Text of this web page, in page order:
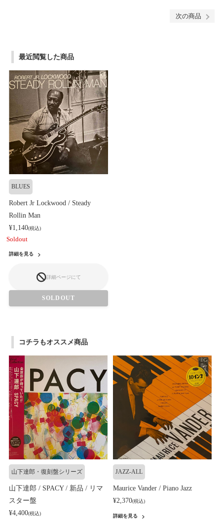
次の商品
最近閲覧した商品
BLUES
Robert Jr Lockwood / Steady
Rollin Man
¥1,140(税込)
Soldout
詳細を見る
詳細ページにて
SOLDOUT
コチラもオススメ商品
山下達郎・復刻盤シリーズ
山下達郎 / SPACY / 新品 / リマ
スター盤
¥4,400(税込)
JAZZ-ALL
Maurice Vander / Piano Jazz
¥2,370(税込)
詳細を見る